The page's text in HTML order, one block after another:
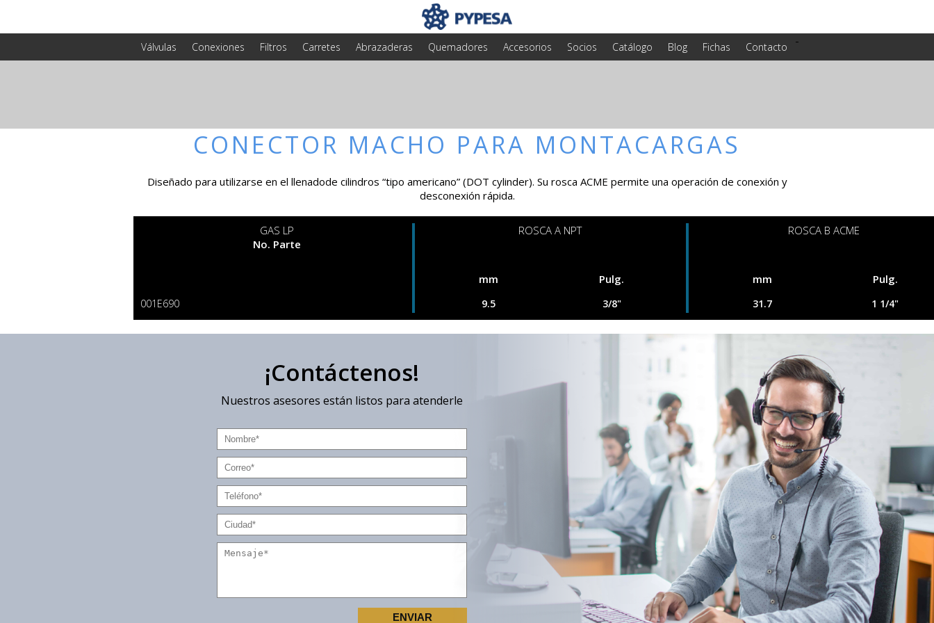
Válvulas Conexiones Filtros Carretes Abrazaderas Quemadores Accesorios Socios -
Catálogo Blog Fichas Contacto
CONECTOR MACHO PARA MONTACARGAS
Diseñado para utilizarse en el llenadode cilindros “tipo americano” (DOT cylinder). Su rosca ACME permite una operación de conexión y
desconexión rápida.
GAS LP
No. Parte
001E690
ROSCA A NPT
mm
9.5
Pulg.
3/8"
ROSCA B ACME
mm
31.7
Pulg.
1 1/4"
¡Contáctenos!
Nuestros asesores están listos para atenderle